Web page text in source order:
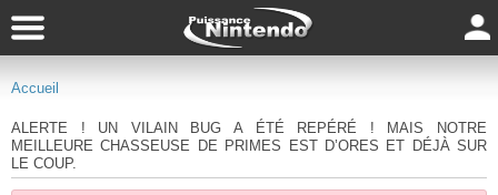
Accueil
ALERTE ! UN VILAIN BUG A ÉTÉ REPÉRÉ ! MAIS NOTRE
MEILLEURE CHASSEUSE DE PRIMES EST D’ORES ET DÉJÀ SUR
LE COUP.